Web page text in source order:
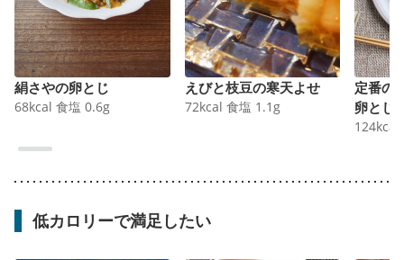
絹さやの卵とじ
68kcal 食塩 0.6g
えびと枝豆の寒天よせ
72kcal 食塩 1.1 g
定番の
卵とじ
124kcal
低カロリーで満足したい